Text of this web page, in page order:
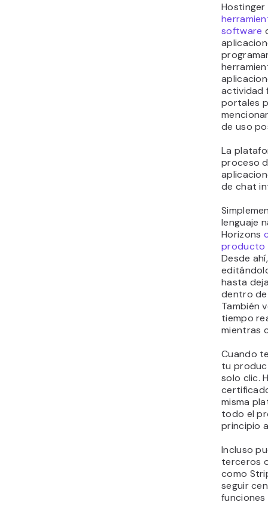
Hostinger
software
actividad
portales
de uso
La
proceso
de chat
lenguaje
Horizons
producto
Desde
hasta
dentro de
También
tiempo
mientras
Cuando
tu
solo clic.
misma
todo el
principio
Incluso
terceros
como
seguir